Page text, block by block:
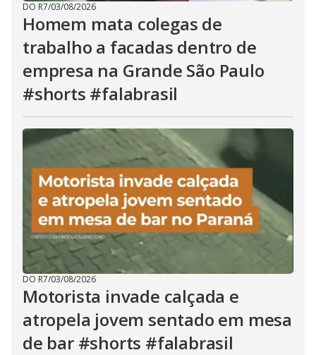
DO R7/03/08/2026
Homem mata colegas de
trabalho a facadas dentro de
empresa na Grande São Paulo
#shorts #falabrasil
DO R7/03/08/2026
Motorista invade calçada e
atropela jovem sentado em mesa
de bar #shorts #falabrasil